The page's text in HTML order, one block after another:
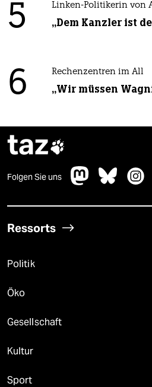
5 Linken-Politikerin von
„Dem Kanzler ist
6 Rechenzentren im All
„Wir müssen
taz
Folgen Sie uns
Ressorts
Politik
Öko
Gesellschaft
Kultur
Sport